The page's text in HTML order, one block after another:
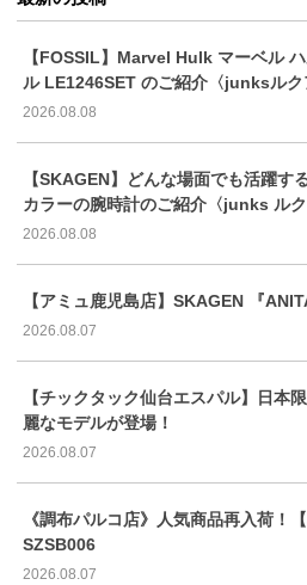
【FOSSIL】Marvel Hulk マーベル
ル LE1246SET のご紹介〈junksルク
2026.08.08
【SKAGEN】どんな場面でも活躍す
カラーの腕時計のご紹介〈junks ルク
2026.08.08
【アミュ鹿児島店】SKAGEN 『
2026.08.07
【チックタック仙台エスパル】日本
麗なモデルが登場！
2026.08.07
《調布パルコ店》人気商品再入荷！
SZSB006
2026.08.07